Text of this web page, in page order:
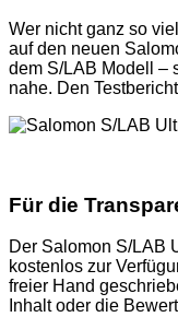
Wer nicht ganz so
auf den neuen
dem S/LAB Modell –
nahe. Den
Für die
Der Salomon S/LAB
kostenlos zur
freier Hand
Inhalt oder die